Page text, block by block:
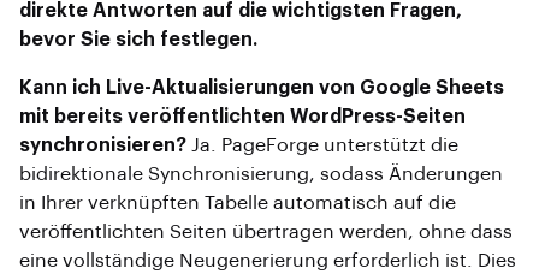
direkte Antworten auf die wichtigsten Fragen,
bevor Sie sich festlegen.
Kann ich Live-Aktualisierungen von Google Sheets
mit bereits veröffentlichten WordPress-Seiten
synchronisieren? Ja. PageForge unterstützt die
bidirektionale Synchronisierung, sodass Änderungen
in Ihrer verknüpften Tabelle automatisch auf die
veröffentlichten Seiten übertragen werden, ohne dass
eine vollständige Neugenerierung erforderlich ist. Dies